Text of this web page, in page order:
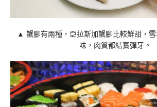
▲ 蟹腳有兩種，亞拉斯加蟹腳比較鮮甜，
味，肉質都結實彈牙。